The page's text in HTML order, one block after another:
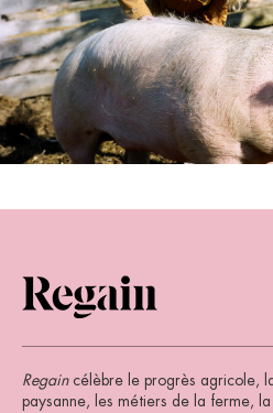
Regaincélèbre le progrès agricole,
paysanne, les métiers de la ferme,